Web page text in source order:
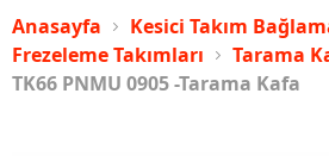
Anasayfa
Kesici Takım
Frezeleme Takımları
Tarama
TK66 PNMU 0905 -Tarama Kafa